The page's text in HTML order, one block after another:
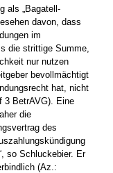
als „Bagatell­
davon, dass
im
die strittige Summe,
nur nutzen
bevollmächtigt
hat, nicht
3 BetrAVG). Eine
die
des
so Schluckebier. Er
(Az.: